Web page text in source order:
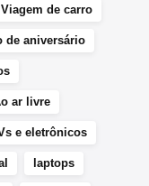
Viagem de carro
de aniversário
ar livre
e eletrônicos
laptops